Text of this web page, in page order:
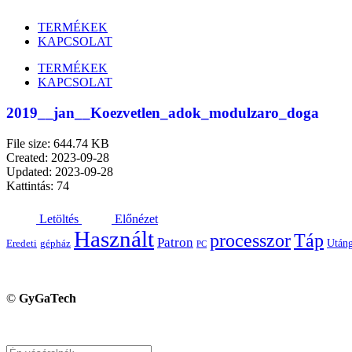
TERMÉKEK
KAPCSOLAT
TERMÉKEK
KAPCSOLAT
2019__jan__Koezvetlen_adok_modulzaro_doga
File size: 644.74 KB
Created: 2023-09-28
Updated: 2023-09-28
Kattintás: 74
Letöltés Előnézet
Eredeti gépház Használt Patron PC processzorTáp
© GyGaTech